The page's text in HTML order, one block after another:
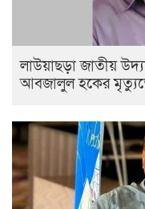
লাউয়াছড়া জাতীয়
আবজালুল হকের